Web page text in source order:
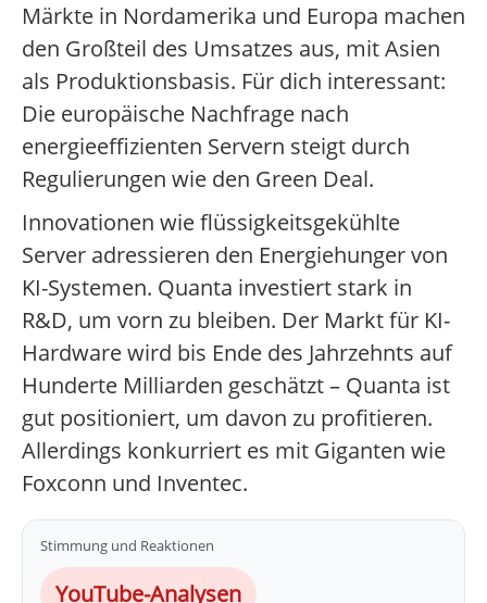
Märkte in Nordamerika und Europa machen
den Großteil des Umsatzes aus, mit Asien
als Produktionsbasis. Für dich interessant:
Die europäische Nachfrage nach
energieeffizienten Servern steigt durch
Regulierungen wie den Green Deal.
Innovationen wie flüssigkeitsgekühlte
Server adressieren den Energiehunger von
KI-Systemen. Quanta investiert stark in
R&D, um vorn zu bleiben. Der Markt für KI-
Hardware wird bis Ende des Jahrzehnts auf
Hunderte Milliarden geschätzt – Quanta ist
gut positioniert, um davon zu profitieren.
Allerdings konkurriert es mit Giganten wie
Foxconn und Inventec.
Stimmung und Reaktionen
YouTube-Analysen